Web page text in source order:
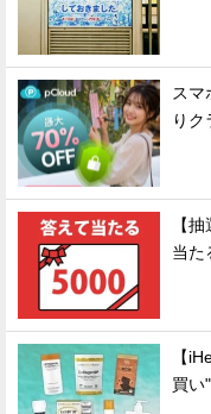
スマ
りク
【
当た
【
買い